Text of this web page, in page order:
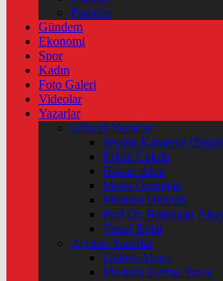
Pariteler
Gündem
Ekonomi
Spor
Kadın
Foto Galeri
Videolar
Yazarlar
Güncel Yazarlar
Şeyma Karateke
Erkan Çakıllı
Hakan Akın
Metin Özdoğan
Mustafa Düzenli
Prof Dr. Ramazan
Yusuf Bolat
Ayrılan Yazarlar
Gülten Abacı
Mustafa Kemal Yonat